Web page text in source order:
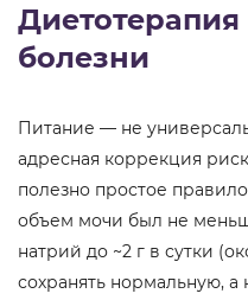
болезни
Питание — не
адресная коррекция
полезно простое
объем мочи был не
натрий до ~2 г в сутки
сохранять нормальную,